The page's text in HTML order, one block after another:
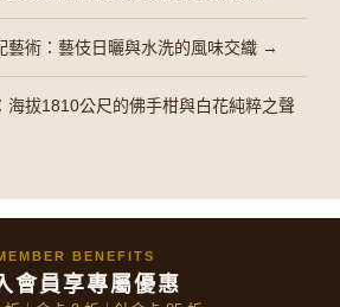
藝術：藝伎日曬與水洗的風味交織 →
海拔1810公尺的佛手柑與白花純粹之聲
BENEFITS
會員享專屬優惠